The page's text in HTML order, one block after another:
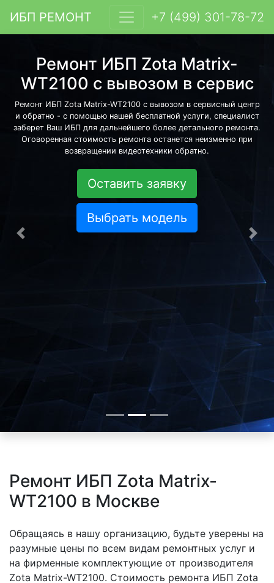
ИБП РЕМОНТ +7 (499) 301-78-72
Ремонт ИБП Zota Matrix-
WT2100 с вывозом в сервис
Ремонт ИБП Zota Matrix-WT2100 с вывозом в сервисный центр
и обратно - с помощью нашей бесплатной услуги, специалист
заберет Ваш ИБП для дальнейшего более детального ремонта.
Оговоренная стоимость ремонта останется неизменно при
возвращении видеотехники обратно.
Оставить заявку
Выбрать модель
Предыдущая
Ремонт ИБП Zota Matrix-
WT2100 в Москве
Обращаясь в нашу организацию, будьте уверены на
разумные цены по всем видам ремонтных услуг и
на фирменные комплектующие от производителя
Zota Matrix-WT2100. Стоимость ремонта ИБП Zota